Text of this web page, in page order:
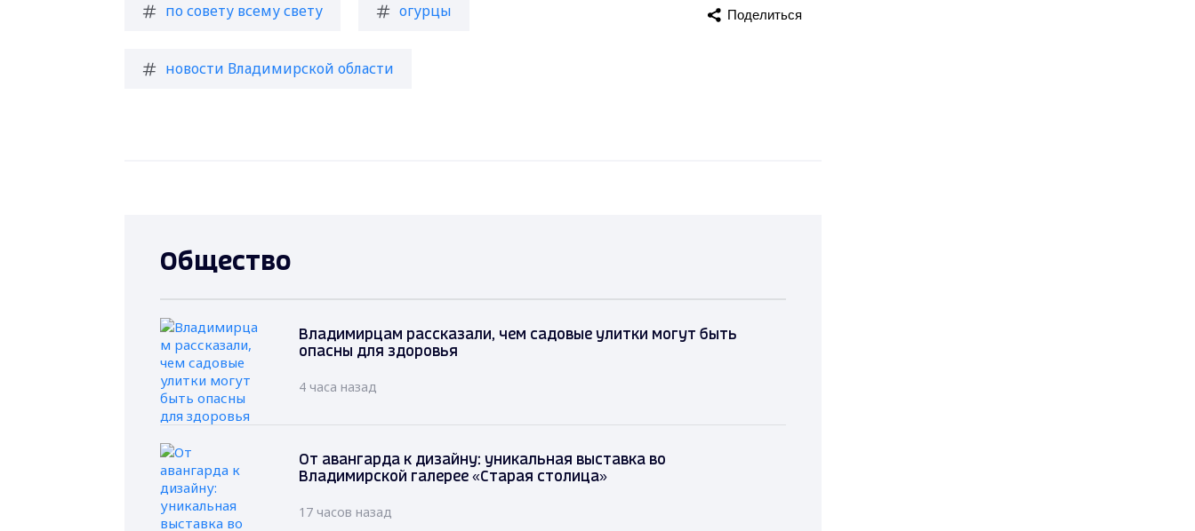
по совету всему свету огурцы
новости Владимирской области
Поделиться
Общество
Владимирцам рассказали, чем садовые улитки могут быть
опасны для здоровья
4 часа назад
От авангарда к дизайну: уникальная выставка во
Владимирской галерее «Старая столица»
17 часов назад